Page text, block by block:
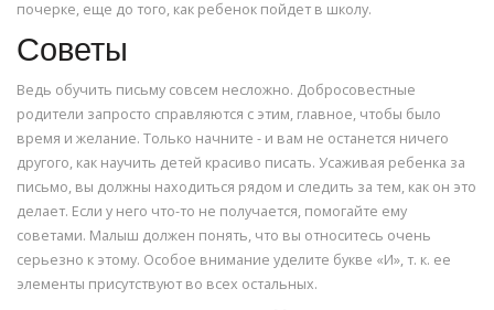
почерке, еще до того, как ребенок пойдет в школу.
Советы
Ведь обучить письму совсем несложно. Добросовестные
родители запросто справляются с этим, главное, чтобы было
время и желание. Только начните - и вам не останется ничего
другого, как научить детей красиво писать. Усаживая ребенка за
письмо, вы должны находиться рядом и следить за тем, как он это
делает. Если у него что-то не получается, помогайте ему
советами. Малыш должен понять, что вы относитесь очень
серьезно к этому. Особое внимание уделите букве «И», т. к. ее
элементы присутствуют во всех остальных.